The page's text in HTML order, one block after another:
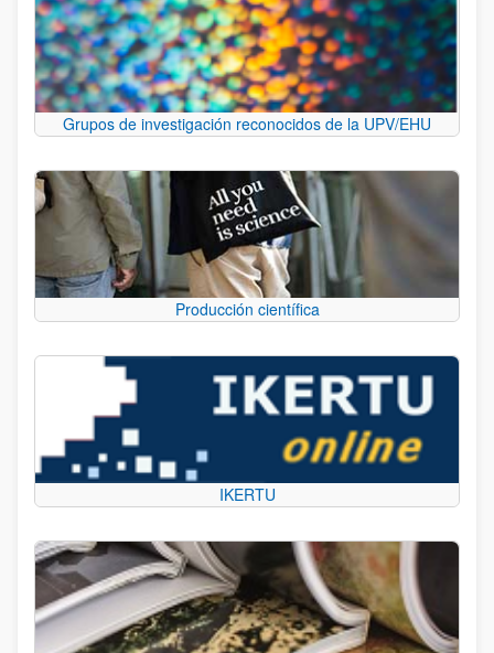
Grupos de investigación reconocidos de la UPV/EHU
Producción científica
IKERTU